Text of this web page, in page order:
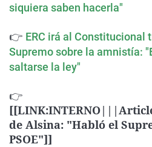
siquiera saben hacerla"
👉 ERC irá al Constitucional
Supremo sobre la amnistía:
saltarse la ley"
👉
de Alsina:​ "Habló el
PSOE"]]